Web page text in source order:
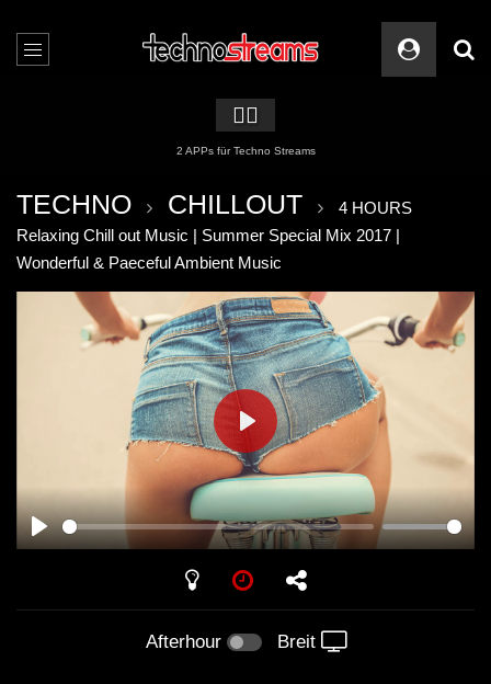
🏳️‍🌈
2 APPs für Techno Streams
TECHNO CHILLOUT
4 HOURS
Relaxing Chill out Music | Summer Special Mix 2017 |
Wonderful & Paeceful Ambient Music
PLAY
PLAY
Afterhour Breit